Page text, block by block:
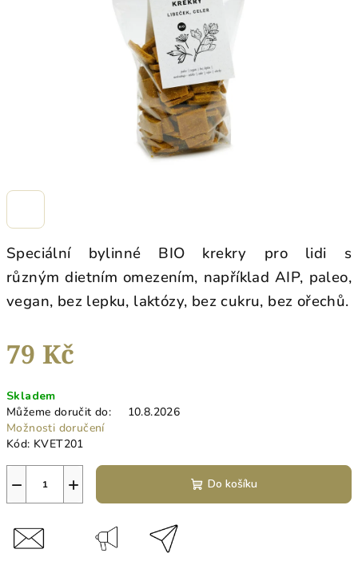
Speciální bylinné BIO krekry pro lidi s
různým dietním omezením, například AIP, paleo,
vegan, bez lepku, laktózy, bez cukru, bez ořechů.
79 Kč
cena:
Skladem
Můžeme doručit do:
10.8.2026
Možnosti doručení
Kód: KVET201
+
− Do košíku
hvězdiček.